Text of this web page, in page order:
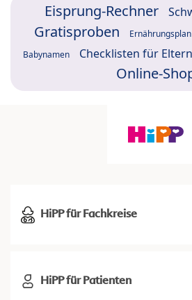
Eisprung-Rechner
Gratisproben Ernährungsplan
Babynamen Checklisten für Eltern
Online-
HiPP für Fachkreise
HiPP für Patienten